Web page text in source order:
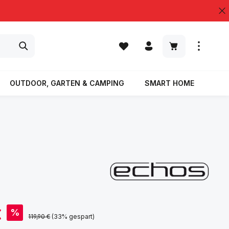
Warenkorb
OUTDOOR, GARTEN & CAMPING SMART HOME
% Regulärer Preis:
119,90 € (33% gespart)